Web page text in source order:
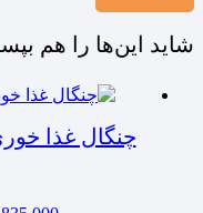
شاید این‌ها را هم
چنگال غذا